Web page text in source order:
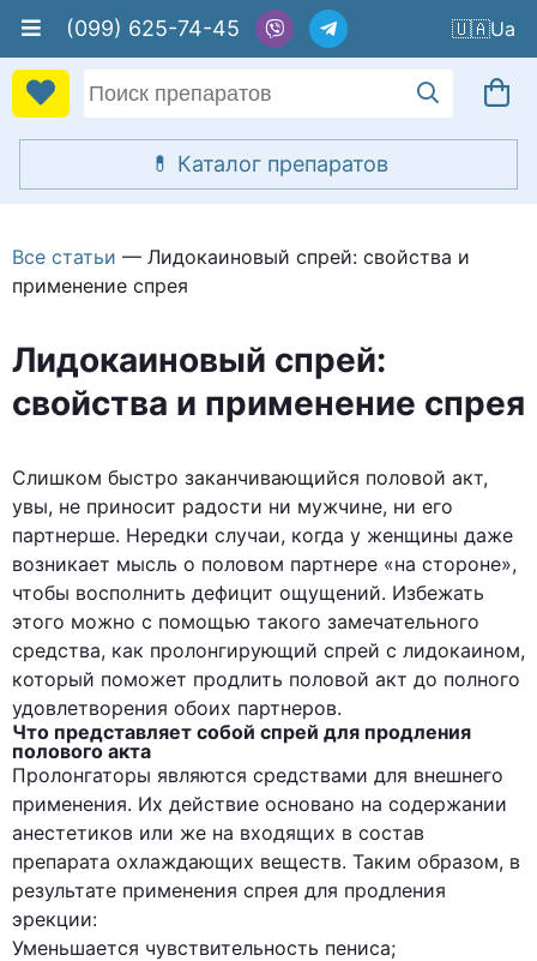
(099) 625-74-45 🇺🇦
Все статьи — Лидокаиновый спрей: свойства и
применение спрея
Лидокаиновый спрей:
свойства и применение спрея
Слишком быстро заканчивающийся половой акт,
увы, не приносит радости ни мужчине, ни его
партнерше. Нередки случаи, когда у женщины даже
возникает мысль о половом партнере «на стороне»,
чтобы восполнить дефицит ощущений. Избежать
этого можно с помощью такого замечательного
средства, как пролонгирующий спрей с лидокаином,
который поможет продлить половой акт до полного
удовлетворения обоих партнеров.
Что представляет собой спрей для продления
полового акта
Пролонгаторы являются средствами для внешнего
применения. Их действие основано на содержании
анестетиков или же на входящих в состав
препарата охлаждающих веществ. Таким образом, в
результате применения спрея для продления
эрекции:
Уменьшается чувствительность пениса;